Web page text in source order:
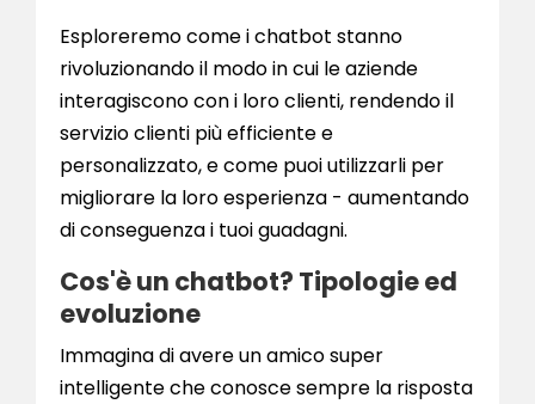
Esploreremo come i chatbot stanno
rivoluzionando il modo in cui le aziende
interagiscono con i loro clienti, rendendo il
servizio clienti più efficiente e
personalizzato, e come puoi utilizzarli per
migliorare la loro esperienza - aumentando
di conseguenza i tuoi guadagni.
Cos'è un chatbot? Tipologie ed
evoluzione
Immagina di avere un amico super
intelligente che conosce sempre la risposta